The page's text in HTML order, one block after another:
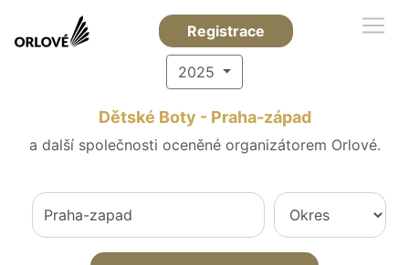
Registrace
2025
Dětské Boty - Praha-západ
a další společnosti oceněné organizátorem Orlové.